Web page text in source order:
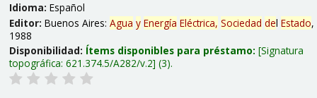
Idioma: Español
Editor: Buenos Aires: Agua y Energía Eléctrica, Sociedad del Estado,
1988
Disponibilidad: Ítems disponibles para préstamo: Signatura
topográfica: 621.374.5/A282/v.2 (3).